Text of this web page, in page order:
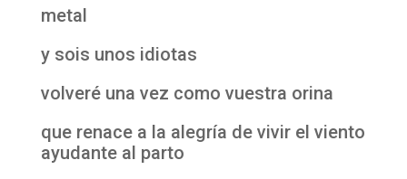
metal
y sois unos idiotas
volveré una vez como vuestra orina
que renace a la alegría de vivir el viento
ayudante al parto